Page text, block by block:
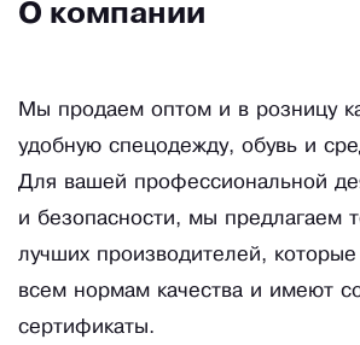
О компании
Мы продаем оптом и в розницу
удобную спецодежду, обувь и
Для вашей профессиональной
и безопасности, мы предлагаем
лучших производителей, которые
всем нормам качества и имеют
сертификаты.